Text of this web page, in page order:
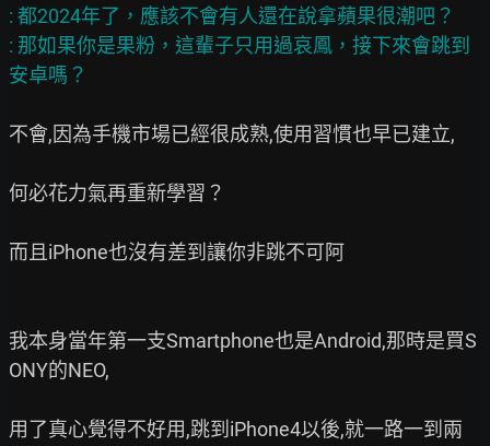
: 都2024年了，應該不會有人還在說拿蘋果很潮吧？
: 那如果你是果粉，這輩子只用過哀鳳，接下來會跳到
不會,因為手機市場已經很成熟,使用習慣也早已建立,
何必花力氣再重新學習？
而且iPhone也沒有差到讓你非跳不可阿
我本身當年第一支Smartphone也是Android,那時是買S
ONY的NEO,
用了真心覺得不好用,跳到iPhone4以後,就一路一到兩